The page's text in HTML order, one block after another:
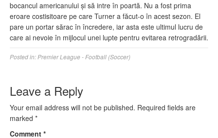
bocancul americanului și să intre în poartă. Nu a fost prima
eroare costisitoare pe care Turner a făcut-o în acest sezon. El
pare un portar sărac în încredere, iar asta este ultimul lucru de
care ai nevoie în mijlocul unei lupte pentru evitarea retrogradării.
Posted in: Premier League - Football (Soccer)
Leave a Reply
Your email address will not be published. Required fields are
marked *
Comment *